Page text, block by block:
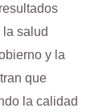
salud
y la
que
la calidad